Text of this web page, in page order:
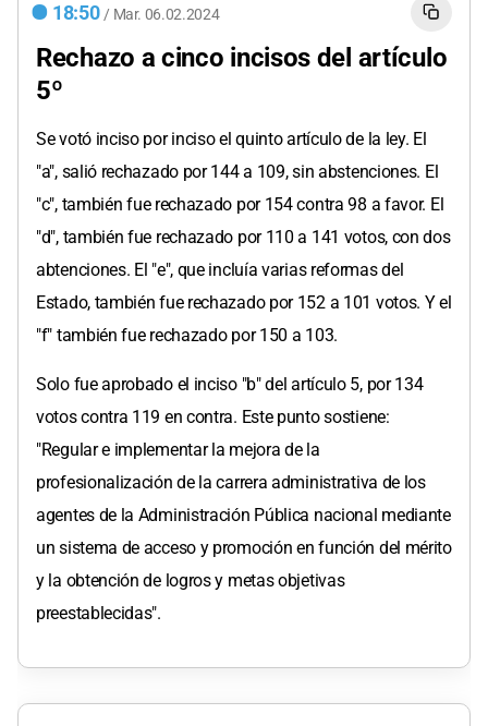
18:50 / Mar. 06.02.2024
Rechazo a cinco incisos del artículo
5º
Se votó inciso por inciso el quinto artículo de la ley. El
"a", salió rechazado por 144 a 109, sin abstenciones. El
"c", también fue rechazado por 154 contra 98 a favor. El
"d", también fue rechazado por 110 a 141 votos, con dos
abtenciones. El "e", que incluía varias reformas del
Estado, también fue rechazado por 152 a 101 votos. Y el
"f" también fue rechazado por 150 a 103.
Solo fue aprobado el inciso "b" del artículo 5, por 134
votos contra 119 en contra. Este punto sostiene:
"Regular e implementar la mejora de la
profesionalización de la carrera administrativa de los
agentes de la Administración Pública nacional mediante
un sistema de acceso y promoción en función del mérito
y la obtención de logros y metas objetivas
preestablecidas".